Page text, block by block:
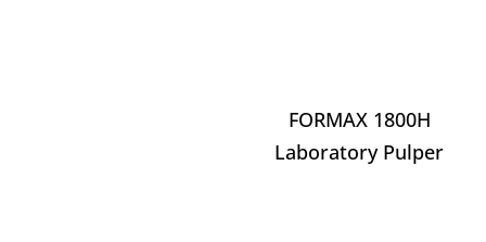
FORMAX 1800H
Laboratory Pulper